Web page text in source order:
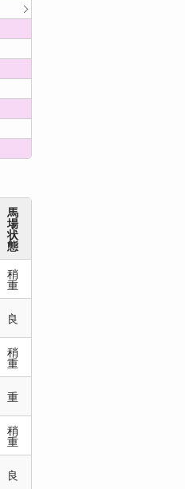
馬
場
状
態
稍
重
良
稍
重
重
稍
重
良